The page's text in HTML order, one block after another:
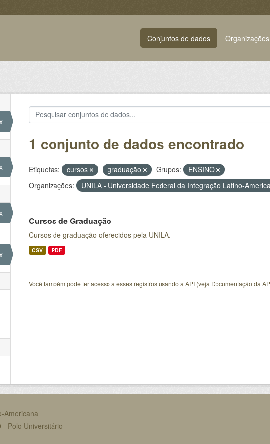
Conjuntos de dados Organizações
x
x
x
x
1 conjunto de dados encontrado
Etiquetas: cursos graduação Grupos:
ENSINO
Organizações:
UNILA - Universidade Federal da Integração Latino-
Cursos de Graduação
Cursos de graduação oferecidos pela UNILA.
CSV PDF
Você também pode ter acesso a esses registros usando a API(veja Documentação da
Americana
- Polo Universitário